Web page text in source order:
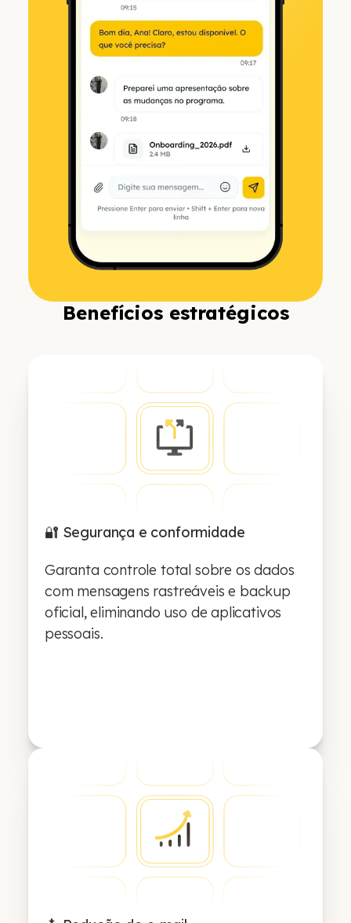
Benefícios estratégicos
🔐 Segurança e conformidade
Garanta controle total sobre os dados
com mensagens rastreáveis e backup
oficial, eliminando uso de aplicativos
pessoais.